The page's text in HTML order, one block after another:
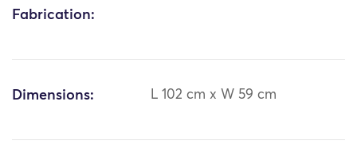
Fabrication:
Dimensions: L 102 cm x W 59 cm